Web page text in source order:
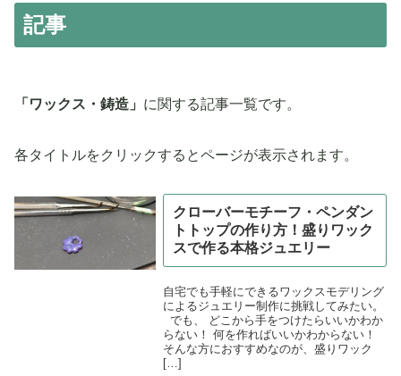
記事
「ワックス・鋳造」 に関する記事一覧です。
各タイトルをクリックするとページが表示されます。
クローバーモチーフ・ペンダン
トトップの作り方！盛りワック
スで作る本格ジュエリー
自宅でも手軽にできるワックスモデリング
によるジュエリー制作に挑戦してみたい。
でも、 どこから手をつけたらいいかわか
らない！ 何を作ればいいかわからない！
そんな方におすすめなのが、盛りワック
[…]